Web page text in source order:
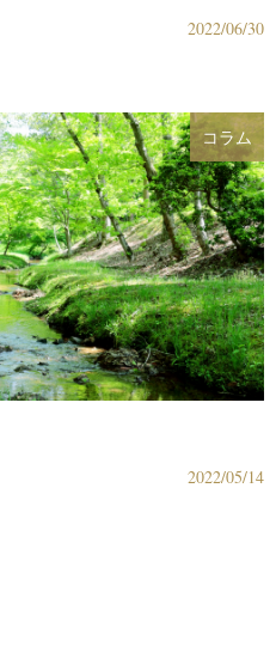
2022/06/30
コラム
2022/05/14